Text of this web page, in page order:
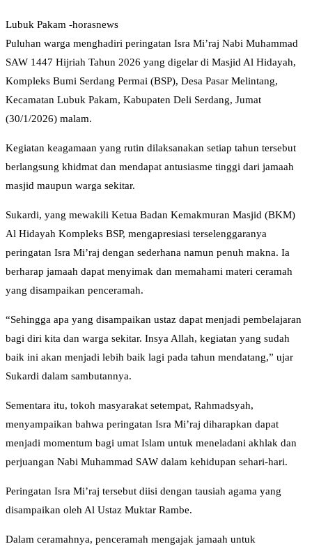
Lubuk Pakam -horasnews
Puluhan warga menghadiri peringatan Isra Mi’raj Nabi Muhammad
SAW 1447 Hijriah Tahun 2026 yang digelar di Masjid Al Hidayah,
Kompleks Bumi Serdang Permai (BSP), Desa Pasar Melintang,
Kecamatan Lubuk Pakam, Kabupaten Deli Serdang, Jumat
(30/1/2026) malam.
Kegiatan keagamaan yang rutin dilaksanakan setiap tahun tersebut
berlangsung khidmat dan mendapat antusiasme tinggi dari jamaah
masjid maupun warga sekitar.
Sukardi, yang mewakili Ketua Badan Kemakmuran Masjid (BKM)
Al Hidayah Kompleks BSP, mengapresiasi terselenggaranya
peringatan Isra Mi’raj dengan sederhana namun penuh makna. Ia
berharap jamaah dapat menyimak dan memahami materi ceramah
yang disampaikan penceramah.
“Sehingga apa yang disampaikan ustaz dapat menjadi pembelajaran
bagi diri kita dan warga sekitar. Insya Allah, kegiatan yang sudah
baik ini akan menjadi lebih baik lagi pada tahun mendatang,” ujar
Sukardi dalam sambutannya.
Sementara itu, tokoh masyarakat setempat, Rahmadsyah,
menyampaikan bahwa peringatan Isra Mi’raj diharapkan dapat
menjadi momentum bagi umat Islam untuk meneladani akhlak dan
perjuangan Nabi Muhammad SAW dalam kehidupan sehari-hari.
Peringatan Isra Mi’raj tersebut diisi dengan tausiah agama yang
disampaikan oleh Al Ustaz Muktar Rambe.
Dalam ceramahnya, penceramah mengajak jamaah untuk